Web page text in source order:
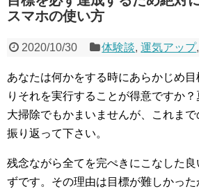
スマホの使い方
2020/10/30 体験談,運気アップ
あなたは何かをする時にあらかじめ
りそれを実行することが得意ですか？
大掃除でもかまいませんが、これま
振り返って下さい。
残念ながら全てを完ぺきにこなした
ずです。その理由は目標が難しかっ